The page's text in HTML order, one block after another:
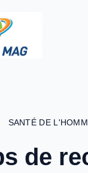
SANTÉ DE
de